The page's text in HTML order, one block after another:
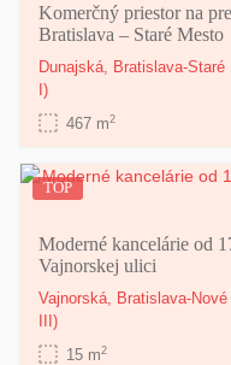
Komerčný priestor na
Bratislava – Staré Mesto
Dunajská, Bratislava-Staré
I)
467 m2
TOP
Moderné kancelárie od
Vajnorskej ulici
Vajnorská, Bratislava-
III)
15 m2